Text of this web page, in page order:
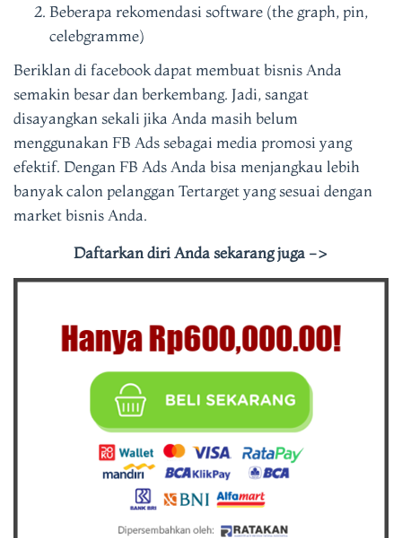
Beberapa rekomendasi software (the graph, pin,
celebgramme)
Beriklan di facebook dapat membuat bisnis Anda
semakin besar dan berkembang. Jadi, sangat
disayangkan sekali jika Anda masih belum
menggunakan FB Ads sebagai media promosi yang
efektif. Dengan FB Ads Anda bisa menjangkau lebih
banyak calon pelanggan Tertarget yang sesuai dengan
market bisnis Anda.
Daftarkan diri Anda sekarang juga ->